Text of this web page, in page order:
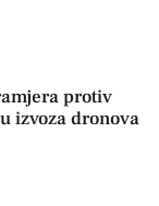
protiv
izvoza dronova